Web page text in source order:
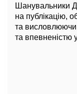
Шанувальники
на публікацію,
та висловлюючи
та впевненістю